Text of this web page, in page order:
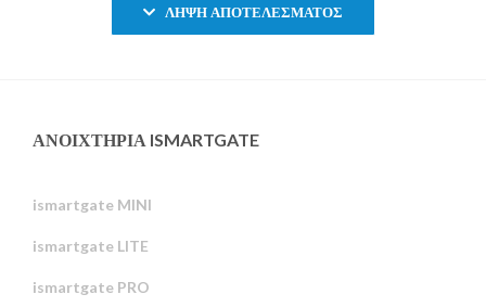
ΛΉΨΗ ΑΠΟΤΕΛΈΣΜΑΤΟΣ
ΑΝΟΙΧΤΉΡΙΑ ISMARTGATE
ismartgate MINI
ismartgate LITE
ismartgate PRO